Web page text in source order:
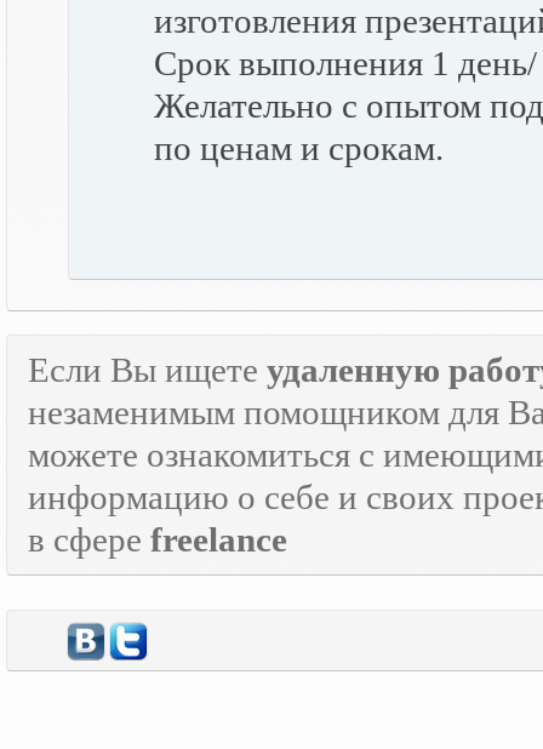
изготовления
Срок выполнения 1
Желательно с опытом
по ценам и срокам.
Если Вы ищете удаленную
незаменимым помощником для
можете ознакомиться с
информацию о себе и своих
в сфере freelance